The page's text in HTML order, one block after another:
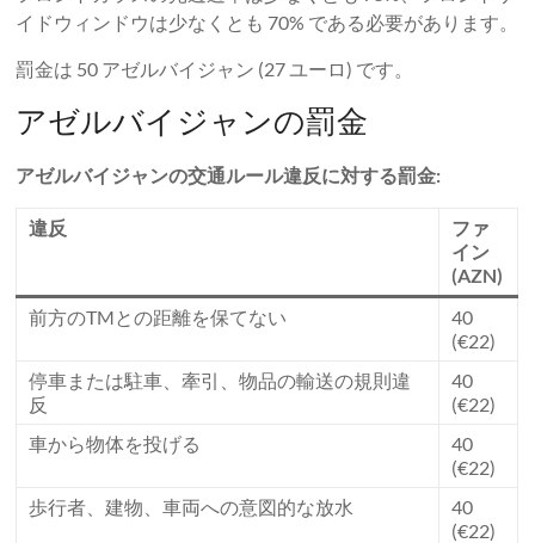
イドウィンドウは少なくとも 70% である必要があります。
罰金は 50 アゼルバイジャン (27 ユーロ) です。
アゼルバイジャンの罰金
アゼルバイジャンの交通ルール違反に対する罰金:
違反
ファ
イン
(AZN)
前方のTMとの距離を保てない
40
(€22)
停車または駐車、牽引、物品の輸送の規則違
反
40
(€22)
車から物体を投げる
40
(€22)
歩行者、建物、車両への意図的な放水
40
(€22)